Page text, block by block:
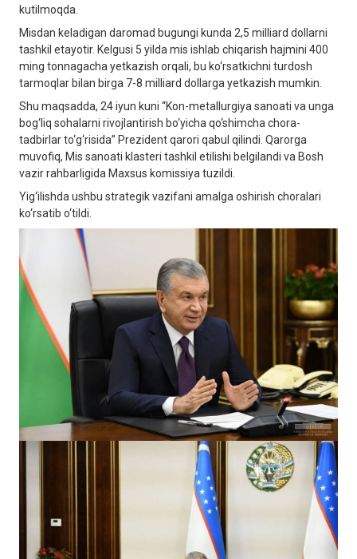
kutilmoqda.
Misdan keladigan daromad bugungi kunda 2,5 milliard dollarni
tashkil etayotir. Kelgusi 5 yilda mis ishlab chiqarish hajmini 400
ming tonnagacha yetkazish orqali, bu ko‘rsatkichni turdosh
tarmoqlar bilan birga 7-8 milliard dollarga yetkazish mumkin.
Shu maqsadda, 24 iyun kuni “Kon-metallurgiya sanoati va unga
bog‘liq sohalarni rivojlantirish bo‘yicha qo‘shimcha chora-
tadbirlar to‘g‘risida” Prezident qarori qabul qilindi. Qarorga
muvofiq, Mis sanoati klasteri tashkil etilishi belgilandi va Bosh
vazir rahbarligida Maxsus komissiya tuzildi.
Yig‘ilishda ushbu strategik vazifani amalga oshirish choralari
ko‘rsatib o‘tildi.